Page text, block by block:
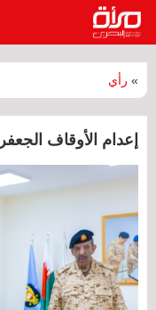
» رأي
إعدام الأوقاف